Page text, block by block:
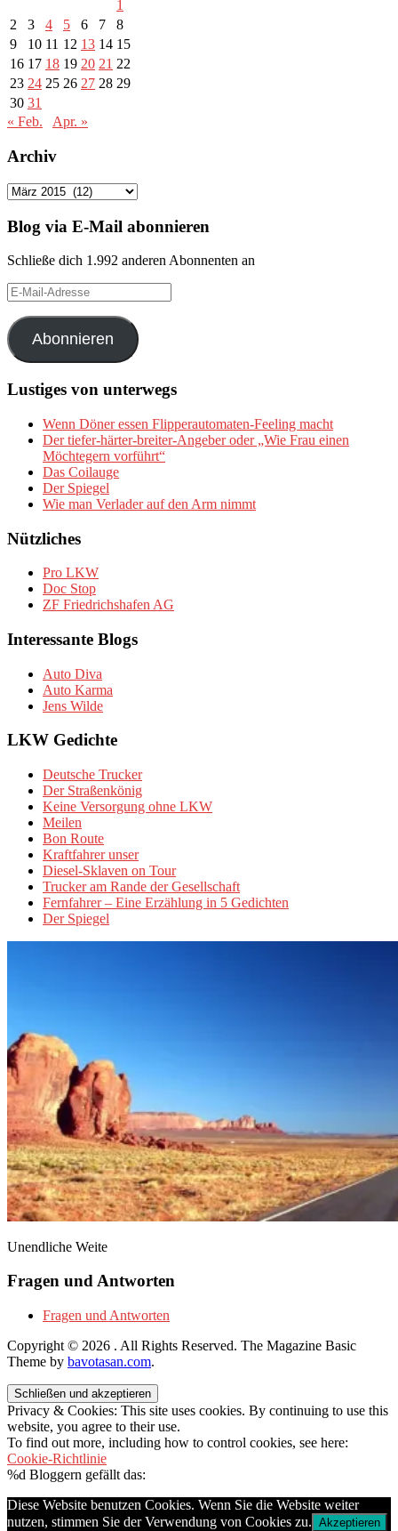
1
2
3 4 5 6 7
8
9
10 11 12 13 14 15
16 17 18 19 20 21 22
23 24 25 26 27 28 29
30 31
« Feb.
Apr. »
Archiv
Archiv
Blog via E-Mail abonnieren
Schließe dich 1.992 anderen Abonnenten an
E-
Mail-
Adresse
Abonnieren
Lustiges von unterwegs
Wenn Döner essen Flipperautomaten-Feeling macht
Der tiefer-härter-breiter-Angeber oder „Wie Frau einen
Möchtegern vorführt“
Das Coilauge
Der Spiegel
Wie man Verlader auf den Arm nimmt
Nützliches
Pro LKW
Doc Stop
ZF Friedrichshafen AG
Interessante Blogs
Auto Diva
Auto Karma
Jens Wilde
LKW Gedichte
Deutsche Trucker
Der Straßenkönig
Keine Versorgung ohne LKW
Meilen
Bon Route
Kraftfahrer unser
Diesel-Sklaven on Tour
Trucker am Rande der Gesellschaft
Fernfahrer – Eine Erzählung in 5 Gedichten
Der Spiegel
Unendliche Weite
Fragen und Antworten
Fragen und Antworten
Copyright © 2026 . All Rights Reserved. The Magazine Basic
Theme by bavotasan.com.
Privacy & Cookies: This site uses cookies. By continuing to use this
website, you agree to their use.
To find out more, including how to control cookies, see here:
Cookie-Richtlinie
%d Bloggern gefällt das:
Diese Website benutzen Cookies. Wenn Sie die Website weiter
nutzen, stimmen Sie der Verwendung von Cookies zu. Akzeptieren